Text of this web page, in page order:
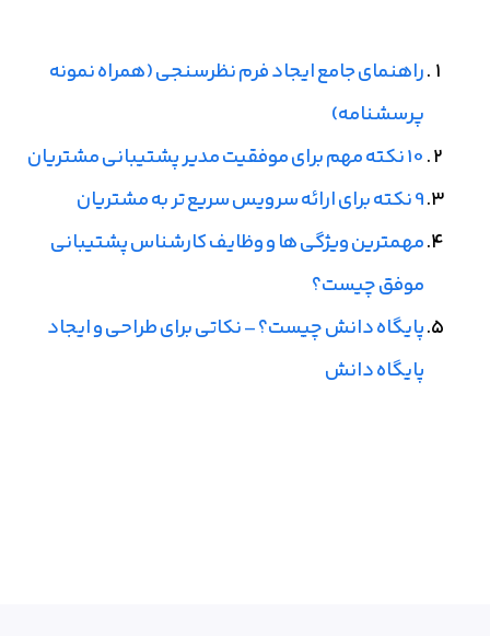
راهنمای جامع ایجاد فرم نظرسنجی (همراه نمونه
پرسشنامه)
10 نکته مهم برای موفقیت مدیر پشتیبانی مشتریان
9 نکته برای ارائه سرویس سریع تر به مشتریان
مهمترین ویژگی ها و وظایف کارشناس پشتیبانی
موفق چیست؟
پایگاه دانش چیست؟ – نکاتی برای طراحی و ایجاد
پایگاه دانش